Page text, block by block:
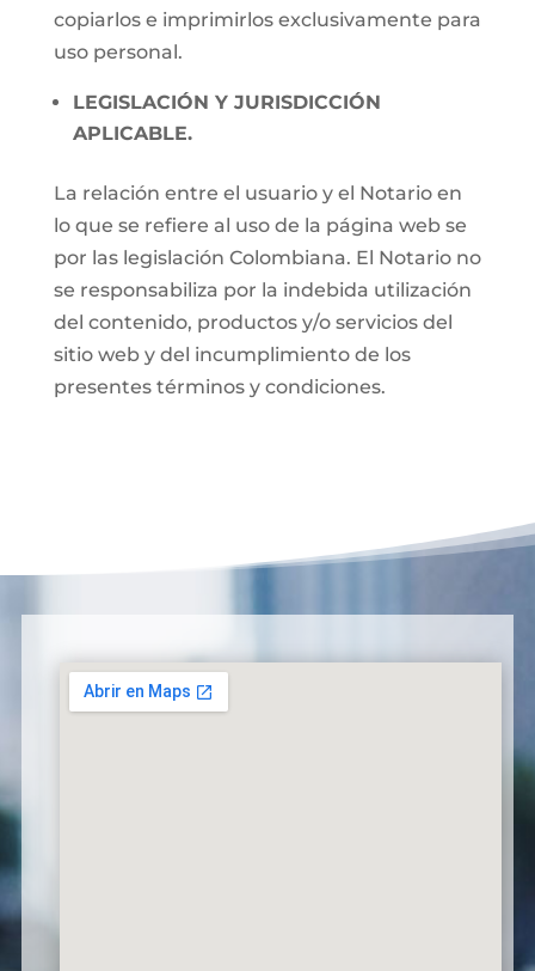
copiarlos e imprimirlos exclusivamente para
uso personal.
LEGISLACIÓN Y JURISDICCIÓN
APLICABLE.
La relación entre el usuario y el Notario en
lo que se refiere al uso de la página web se
por las legislación Colombiana. El Notario no
se responsabiliza por la indebida utilización
del contenido, productos y/o servicios del
sitio web y del incumplimiento de los
presentes términos y condiciones.